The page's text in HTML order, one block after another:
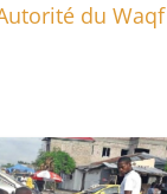
du Waqf